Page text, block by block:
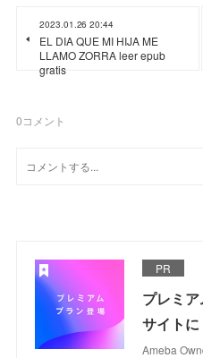
2023.01.26 20:44
EL DIA QUE MI HIJA ME
LLAMO ZORRA leer epub
gratis
0コメント
PR
プレミ
サイトに
Ameba